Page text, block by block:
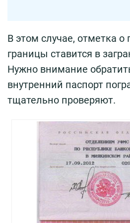
В этом случае, отметка о
границы ставится в
Нужно внимание
внутренний паспорт
тщательно проверяют.